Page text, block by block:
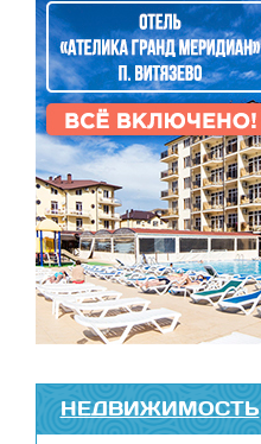
НЕДВИЖИМОСТЬ